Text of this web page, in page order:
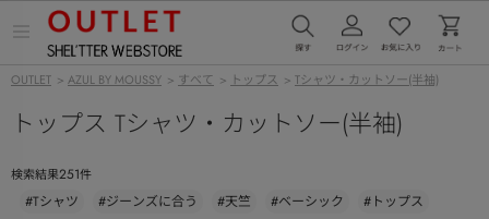
ー
開
く
OUTLET > AZUL BY MOUSSY > すべて > トップス > Tシャツ・カットソー(半袖)
トップス Tシャツ・カットソー(半袖)
検索結果251件
#Tシャツ #ジーンズに合う #天竺 #ベーシック #トップス